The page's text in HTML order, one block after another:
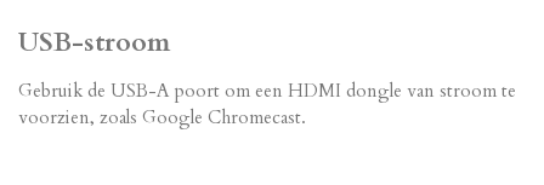
USB-stroom
Gebruik de USB-A poort om een ​​HDMI dongle van stroom te
voorzien, zoals Google Chromecast.